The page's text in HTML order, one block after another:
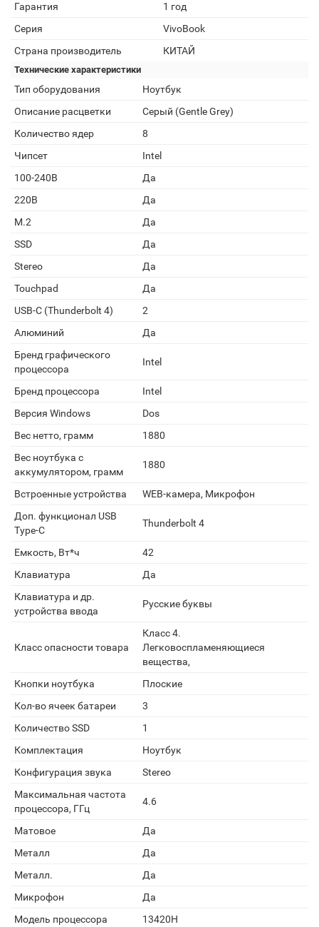
Гарантия
1 год
Серия
VivoBook
Страна производитель
КИТАЙ
Технические характеристики
Тип оборудования
Ноутбук
Описание расцветки
Серый (Gentle Grey)
Количество ядер
8
Чипсет
Intel
100-240В
Да
220В
Да
M.2
Да
SSD
Да
Stereo
Да
Touchpad
Да
USB-C (Thunderbolt 4)
2
Алюминий
Да
Бренд графического
процессора
Intel
Бренд процессора
Intel
Версия Windows
Dos
Вес нетто, грамм
1880
Вес ноутбука с
аккумулятором, грамм
1880
Встроенные устройства
WEB-камера, Микрофон
Доп. функционал USB
Type-C
Thunderbolt 4
Емкость, Вт*ч
42
Клавиатура
Да
Клавиатура и др.
устройства ввода
Русские буквы
Класс опасности товара
Класс 4.
Легковоспламеняющиеся
вещества,
Кнопки ноутбука
Плоские
Кол-во ячеек батареи
3
Количество SSD
1
Комплектация
Ноутбук
Конфигурация звука
Stereo
Максимальная частота
процессора, ГГц
4.6
Матовое
Да
Металл
Да
Металл.
Да
Микрофон
Да
Модель процессора
13420H